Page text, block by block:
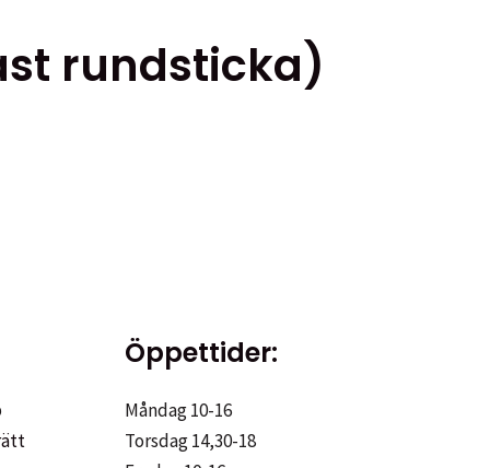
rundsticka)
Öppettider:
Måndag 10-16
Torsdag 14,30-18